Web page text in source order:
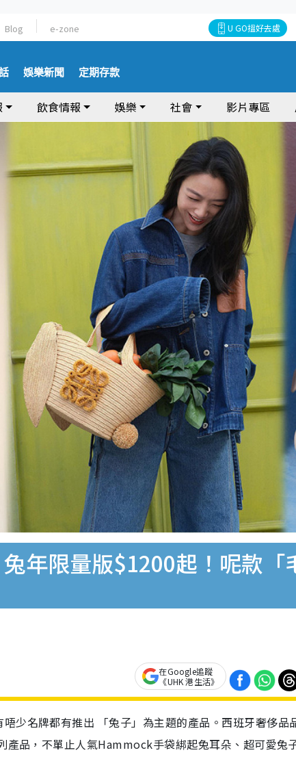
Blog e-zone U GO搵好去處
娛樂新聞 定期存款
飲食情報 娛樂 社會 影片專區
年限量版$1200起！呢款
在Google追蹤
《UHK 港生活》
少名牌都有推出 「兔子」為主題的產品。西班牙奢侈品
產品，不單止人氣Hammock手袋綁起兔耳朵、超可愛兔